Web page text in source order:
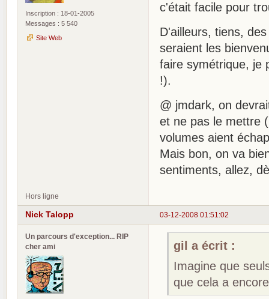
Inscription : 18-01-2005
Messages : 5 540
Site Web
c'était facile pour
D'ailleurs, tiens,
seraient les
faire symétrique, je
!).
@ jmdark, on
et ne pas le mettre
volumes aient
Mais bon, on va
sentiments, allez,
Hors ligne
03-12-2008 01:51:02
Nick Talopp
Un parcours d'exception... RIP
cher ami
gil a écrit :
Imagine que
que cela a